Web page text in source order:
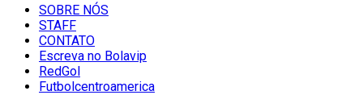
SOBRE NÓS
STAFF
CONTATO
Escreva no Bolavip
RedGol
Futbolcentroamerica